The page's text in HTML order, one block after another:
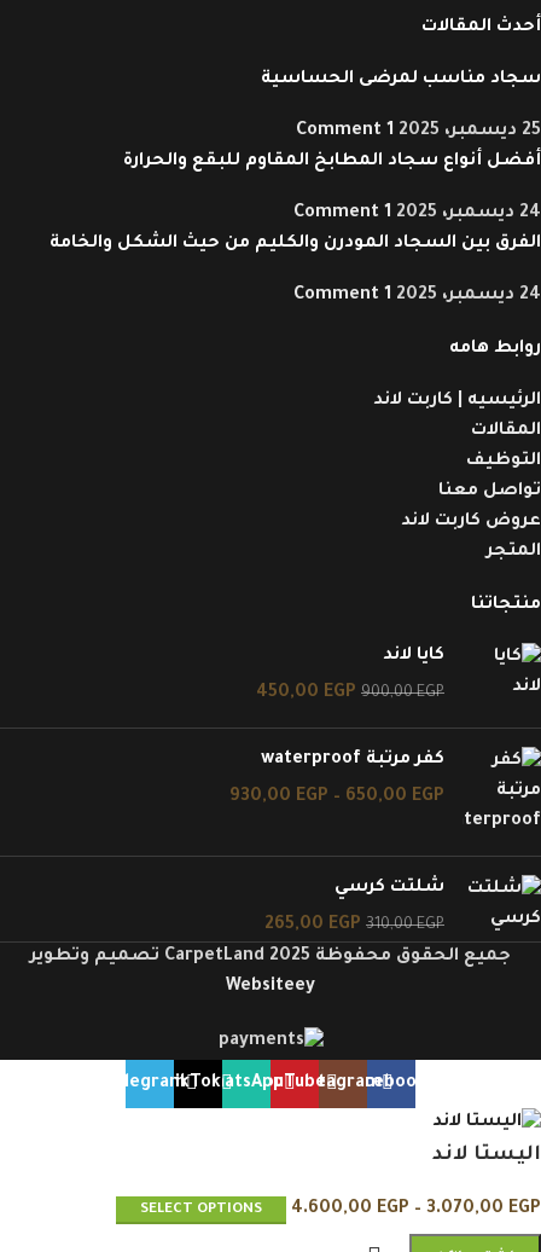
أحدث المقالات
سجاد مناسب لمرضى الحساسية
25 ديسمبر، 2025
1 Comment
أفضل أنواع سجاد المطابخ المقاوم للبقع والحرارة
24 ديسمبر، 2025
1 Comment
الفرق بين السجاد المودرن والكليم من حيث الشكل والخامة
24 ديسمبر، 2025 1 Comment
روابط هامه
الرئيسيه | كاربت لاند
المقالات
التوظيف
تواصل معنا
عروض كاربت لاند
المتجر
منتجاتنا
كايا لاند
900,00EGP
450,00 EGP
كفر مرتبة waterproof
650,00 EGP
–
930,00 EGP
شلتت كرسي
310,00EGP
265,00 EGP
جميع الحقوق محفوظة CarpetLand 2025 تصميم وتطوير
Websiteey
Facebook
Instagram
YouTube
WhatsApp
TikTok
Telegram
اليستا لاند
3.070,00 EGP
–
4.600,00 EGP
SELECT OPTIONS